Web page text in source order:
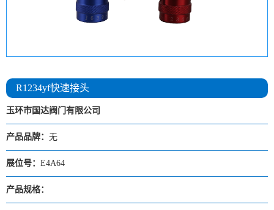
R1234yf快速接头
玉环市国达阀门有限公司
产品品牌： 无
展位号： E4A64
产品规格：